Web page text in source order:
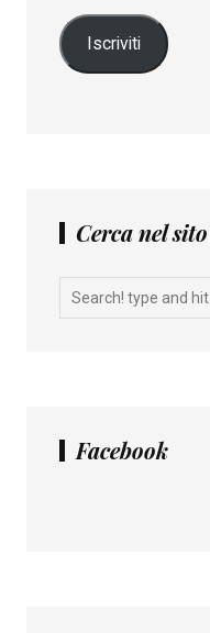
Iscriviti
Cerca nel sito
Facebook